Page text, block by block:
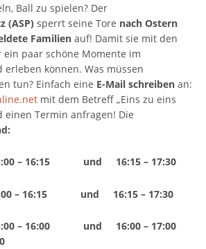
Ball zu spielen? Der
(ASP) sperrt seine Tore nach Ostern
Familien auf! Damit sie mit den
paar schöne Momente im
erleben können. Was müssen
tun? Einfach eine E-Mail schreiben an:
mit dem Betreff „Eins zu eins
einen Termin anfragen! Die
– 16:15 und 16:15 – 17:30
– 16:15 und 16:15 – 17:30
16:00 und 16:00 – 17:00